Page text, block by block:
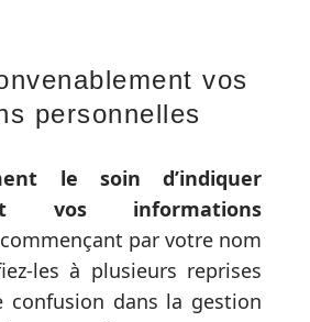
vos
personnelles
le soin d’indiquer
vos informations
par votre nom
les à plusieurs reprises
dans la gestion